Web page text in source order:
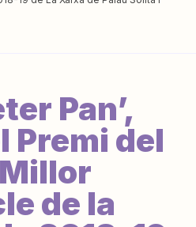
Pan’,
Premi del
de la